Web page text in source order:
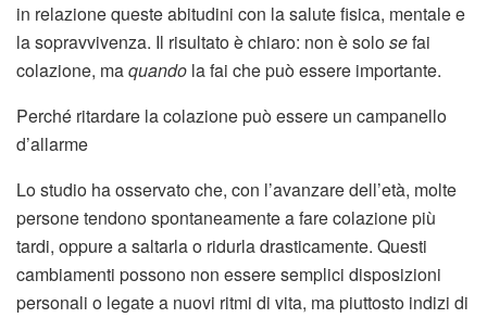
in relazione queste abitudini con la salute fisica, mentale e
la sopravvivenza. Il risultato è chiaro: non è solosefai
colazione, maquando la fai che può essere importante.
Perché ritardare la colazione può essere un campanello
d’allarme
Lo studio ha osservato che, con l’avanzare dell’età, molte
persone tendono spontaneamente a fare colazione più
tardi, oppure a saltarla o ridurla drasticamente. Questi
cambiamenti possono non essere semplici disposizioni
personali o legate a nuovi ritmi di vita, ma piuttosto indizi di